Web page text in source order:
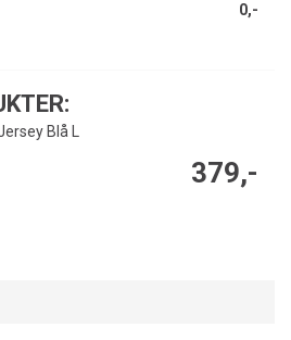
0,-
Blå L
379,-